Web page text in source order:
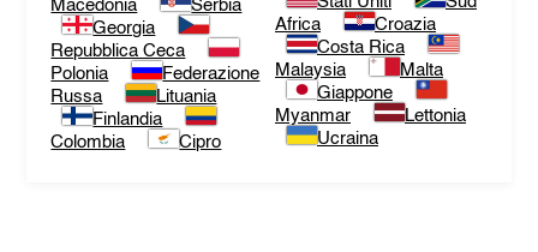
Macedonia
Serbia
Georgia
Repubblica Ceca
Polonia
Federazione
Russa
Lituania
Finlandia
Colombia
Cipro
Africa
Croazia
Costa Rica
Malaysia
Malta
Giappone
Myanmar
Lettonia
Ucraina